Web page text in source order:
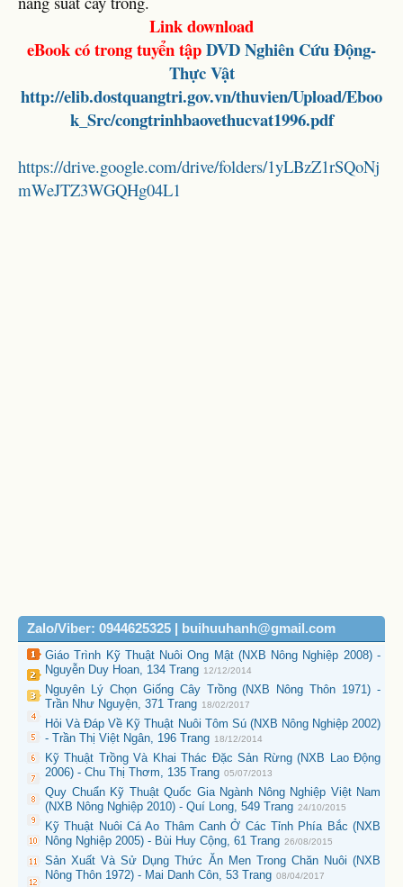
Link download
eBook có trong tuyển tậpDVDNghiên Cứu Động-
Thực Vật
http://elib.dostquangtri.gov.vn/thuvien/Upload/Eboo
k_Src/congtrinhbaovethucvat1996.pdf
https://drive.google.com/drive/folders/1yLBzZ1rSQoNj
mWeJTZ3WGQHg04L1
Zalo/Viber: 0944625325 | buihuuhanh@gmail.com
Giáo Trình Kỹ Thuật Nuôi Ong Mật (NXB Nông Nghiệp 2008) -
Nguyễn Duy Hoan, 134 Trang 12/12/2014
Nguyên Lý Chọn Giống Cây Trồng (NXB Nông Thôn 1971) -
Trần Như Nguyện, 371 Trang 18/02/2017
Hỏi Và Đáp Về Kỹ Thuật Nuôi Tôm Sú (NXB Nông Nghiệp 2002)
- Trần Thị Việt Ngân, 196 Trang 18/12/2014
Kỹ Thuật Trồng Và Khai Thác Đặc Sản Rừng (NXB Lao Động
2006) - Chu Thị Thơm, 135 Trang 05/07/2013
Quy Chuẩn Kỹ Thuật Quốc Gia Ngành Nông Nghiệp Việt Nam
(NXB Nông Nghiệp 2010) - Quí Long, 549 Trang 24/10/2015
Kỹ Thuật Nuôi Cá Ao Thâm Canh Ở Các Tỉnh Phía Bắc (NXB
Nông Nghiệp 2005) - Bùi Huy Cộng, 61 Trang 26/08/2015
Sản Xuất Và Sử Dụng Thức Ăn Men Trong Chăn Nuôi (NXB
Nông Thôn 1972) - Mai Danh Côn, 53 Trang 08/04/2017